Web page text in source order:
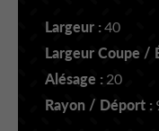
Largeur : 40
Largeur Coupe /
Alésage : 20
Rayon / Déport :